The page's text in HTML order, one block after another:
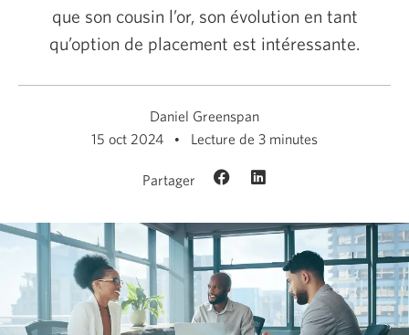
que son cousin l’or, son évolution en tant
qu’option de placement est intéressante.
Daniel Greenspan
15 oct 2024
Lecture de 3 minutes
Partager